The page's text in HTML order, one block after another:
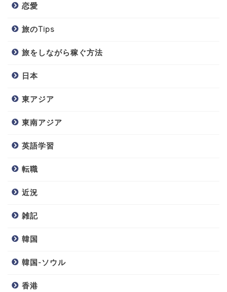
恋愛
旅のTips
旅をしながら稼ぐ方法
日本
東アジア
東南アジア
英語学習
転職
近況
雑記
韓国
韓国-ソウル
香港